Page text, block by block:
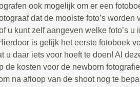
ook mogelijk om er een
dat de mooiste foto’s worden
u kunt zelf aangeven welke foto’s u
is gelijk het eerste fotoboek
u daar iets voor hoeft te doen! Al
de kosten voor de newborn
na afloop van de shoot nog te